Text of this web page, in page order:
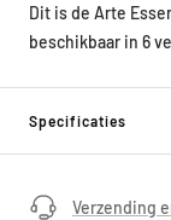
Dit is de Arte
beschikbaar in 6
Specificaties
Verzending